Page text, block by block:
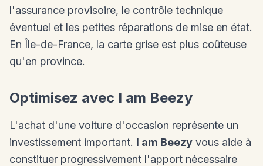
l'assurance provisoire, le contrôle technique
éventuel et les petites réparations de mise en état.
En Île-de-France, la carte grise est plus coûteuse
qu'en province.
Optimisez avec I am Beezy
L'achat d'une voiture d'occasion représente un
investissement important. I am Beezy vous aide à
constituer progressivement l'apport nécessaire